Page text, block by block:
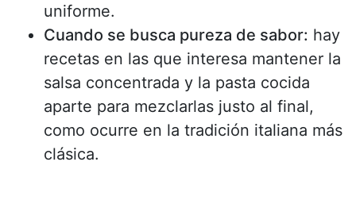
uniforme.
Cuando se busca pureza de sabor: hay
recetas en las que interesa mantener la
salsa concentrada y la pasta cocida
aparte para mezclarlas justo al final,
como ocurre en la tradición italiana más
clásica.